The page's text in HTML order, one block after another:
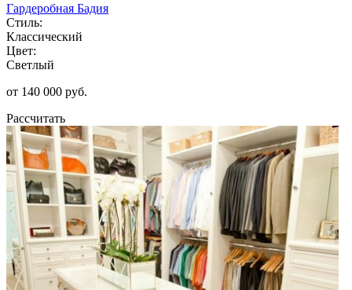
Гардеробная Бадия
Стиль:
Классический
Цвет:
Светлый
от 140 000 руб.
Рассчитать